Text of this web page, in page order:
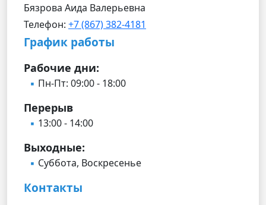
Бязрова Аида Валерьевна
Телефон: +7 (867) 382-4181
График работы
Рабочие дни:
Пн-Пт: 09:00 - 18:00
Перерыв
13:00 - 14:00
Выходные:
Суббота, Воскресенье
Контакты